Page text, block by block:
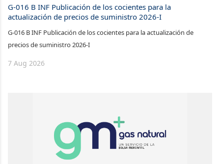
G-016 B INF Publicación de los cocientes para la
actualización de precios de suministro 2026-I
G-016 B INF Publicación de los cocientes para la actualización de
precios de suministro 2026-I
7 Aug 2026